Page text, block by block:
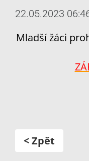
22.05.2023
Mladší žáci
< Zpět